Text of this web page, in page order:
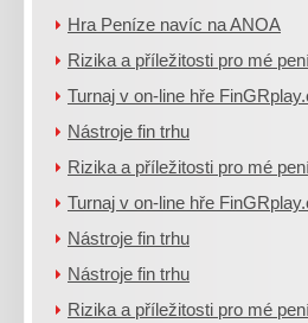
Hra Peníze navíc na ANOA
Rizika a příležitosti pro mé
Turnaj v on-line hře
Nástroje fin trhu
Rizika a příležitosti pro mé
Turnaj v on-line hře
Nástroje fin trhu
Nástroje fin trhu
Rizika a příležitosti pro mé